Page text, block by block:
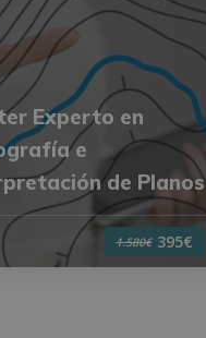
Experto en
e
de Planos
1.580€ 395€